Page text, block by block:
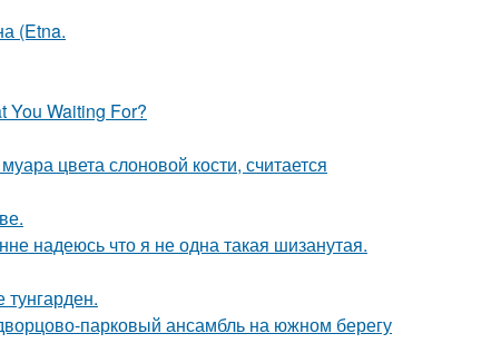
(Etna.
You Waiting For?
цвета слоновой кости, считается
надеюсь что я не одна такая шизанутая.
парковый ансамбль на южном берегу